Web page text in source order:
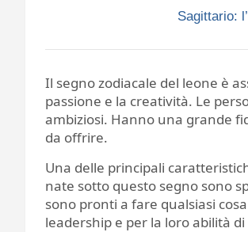
Sagittario:
Il segno zodiacale del leone è
passione e la creatività. Le
ambiziosi. Hanno una grande
da offrire.
Una delle principali
nate sotto questo segno sono
sono pronti a fare qualsiasi
leadership e per la loro abilità